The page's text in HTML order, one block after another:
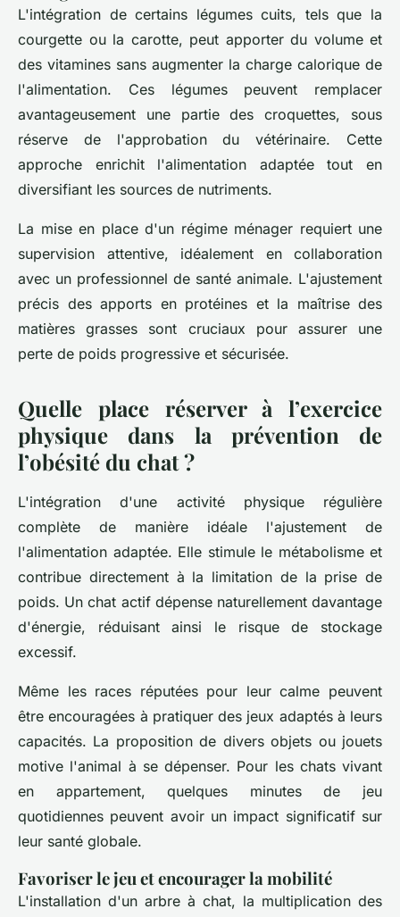
L'intégration de certains légumes cuits, tels que la
courgette ou la carotte, peut apporter du volume et
des vitamines sans augmenter la charge calorique de
l'alimentation. Ces légumes peuvent remplacer
avantageusement une partie des croquettes, sous
réserve de l'approbation du vétérinaire. Cette
approche enrichit l'alimentation adaptée tout en
diversifiant les sources de nutriments.
La mise en place d'un régime ménager requiert une
supervision attentive, idéalement en collaboration
avec un professionnel de santé animale. L'ajustement
précis des apports en protéines et la maîtrise des
matières grasses sont cruciaux pour assurer une
perte de poids progressive et sécurisée.
Quelle place réserver à l’exercice
physique dans la prévention de
l’obésité du chat ?
L'intégration d'une activité physique régulière
complète de manière idéale l'ajustement de
l'alimentation adaptée. Elle stimule le métabolisme et
contribue directement à la limitation de la prise de
poids. Un chat actif dépense naturellement davantage
d'énergie, réduisant ainsi le risque de stockage
excessif.
Même les races réputées pour leur calme peuvent
être encouragées à pratiquer des jeux adaptés à leurs
capacités. La proposition de divers objets ou jouets
motive l'animal à se dépenser. Pour les chats vivant
en appartement, quelques minutes de jeu
quotidiennes peuvent avoir un impact significatif sur
leur santé globale.
Favoriser le jeu et encourager la mobilité
L'installation d'un arbre à chat, la multiplication des